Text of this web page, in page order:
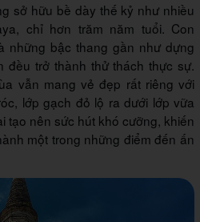
sở hữu bề dày thế kỷ như nhiều
chỉ hơn trăm năm tuổi. Con
những bậc thang gần như dựng
đều trở thành thử thách thực sự.
vẫn mang vẻ đẹp rất riêng với
lớp gạch đỏ lộ ra dưới lớp vữa
tạo nên sức hút khó cưỡng, khiến
một trong những điểm đến ấn